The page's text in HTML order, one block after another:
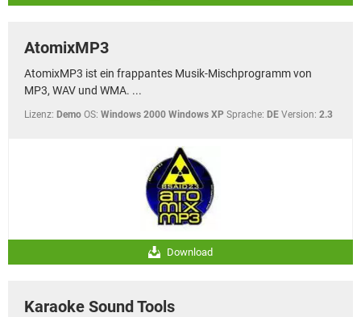
AtomixMP3
AtomixMP3 ist ein frappantes Musik-Mischprogramm von
MP3, WAV und WMA. ...
Lizenz: Demo OS: Windows 2000 Windows XP Sprache: DE Version: 2.3
Download
Karaoke Sound Tools